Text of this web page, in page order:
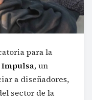
para la
, un
a diseñadores,
sector de la